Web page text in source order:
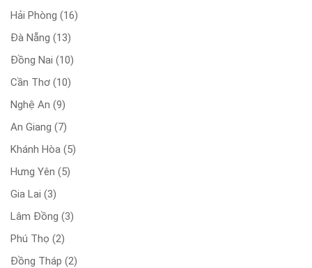
Hải Phòng (16)
Đà Nẵng (13)
Đồng Nai (10)
Cần Thơ (10)
Nghệ An (9)
An Giang (7)
Khánh Hòa (5)
Hưng Yên (5)
Gia Lai (3)
Lâm Đồng (3)
Phú Thọ (2)
Đồng Tháp (2)